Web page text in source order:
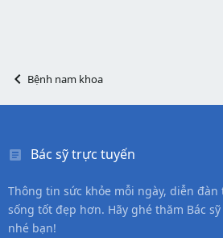
Bệnh nam khoa
Bác sỹ trực tuyến
Thông tin sức khỏe mỗi ngày, diễn đàn
sống tốt đẹp hơn. Hãy ghé thăm Bác
nhé bạn!